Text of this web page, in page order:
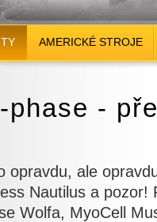
AMERICKÉ STROJE
phase -
opravdu, ale
Nautilus a pozor!
Wolfa, MyoCell